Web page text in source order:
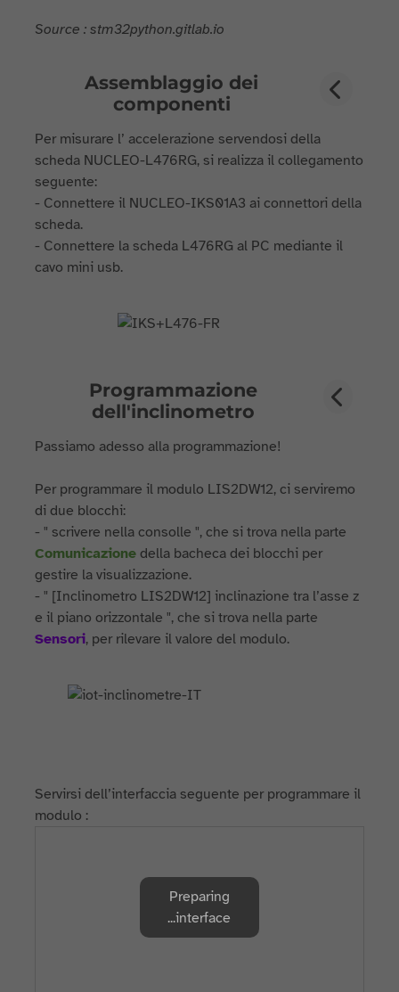
Source : stm32python.gitlab.io
Assemblaggio dei
componenti
Per misurare l’ accelerazione servendosi della
scheda NUCLEO-L476RG, si realizza il collegamento
seguente:
- Connettere il NUCLEO-IKS01A3 ai connettori della
scheda.
- Connettere la scheda L476RG al PC mediante il
cavo mini usb.
Programmazione
dell'inclinometro
Passiamo adesso alla programmazione!
Per programmare il modulo LIS2DW12, ci serviremo
di due blocchi:
- " scrivere nella consolle ", che si trova nella parte
Comunicazione della bacheca dei blocchi per
gestire la visualizzazione.
- " [Inclinometro LIS2DW12] inclinazione tra l’asse z
e il piano orizzontale ", che si trova nella parte
Sensori, per rilevare il valore del modulo.
Servirsi dell’interfaccia seguente per programmare il
modulo :
Preparing
interface...